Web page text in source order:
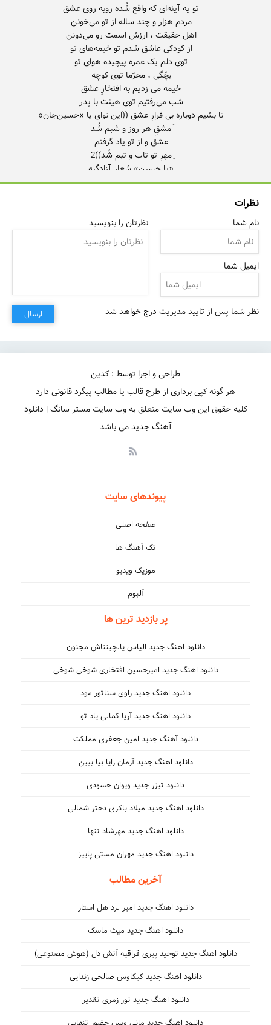
عشق‌ و از تو ياد گرفتم
ِمهرِ تو تاب و تبم شُد2))
نظرات
نام شما
ایمیل شما
نظرتان را بنویسید
نظر شما پس از تایید مدیریت درج خواهد شد ارسال
طراحی و اجرا توسط : کدین
هر گونه کپی برداری از طرح قالب یا مطالب پیگرد قانونی دارد
کلیه حقوق این وب سایت متعلق به وب سایت مستر سانگ | دانلود
آهنگ جدید می باشد
پیوندهای سایت
صفحه اصلی
تک آهنگ ها
موزیک ویدیو
آلبوم
پر بازدید ترین ها
دانلود اهنگ جدید الیاس یالچینتاش مجنون
دانلود اهنگ جدید امیرحسین افتخاری شوخی شوخی
دانلود اهنگ جدید راوی سناتور مود
دانلود اهنگ جدید آریا کمالی یاد تو
دانلود آهنگ جدید امین جعفری مملکت
دانلود اهنگ جدید آرمان رایا بیا ببین
دانلود تیزر جدید ویوان حسودی
دانلود اهنگ جدید میلاد باکری دختر شمالی
دانلود اهنگ جدید مهرشاد تنها
دانلود اهنگ جدید مهران مستی پاییز
آخرین مطالب
دانلود اهنگ جدید امیر لرد هل استار
دانلود اهنگ جدید میث ماسک
دانلود اهنگ جدید توحید پیری قراقیه آتش دل (هوش مصنوعی)
دانلود اهنگ جدید کیکاوس صالحی زندایی
دانلود اهنگ جدید تور زمری تقدیر